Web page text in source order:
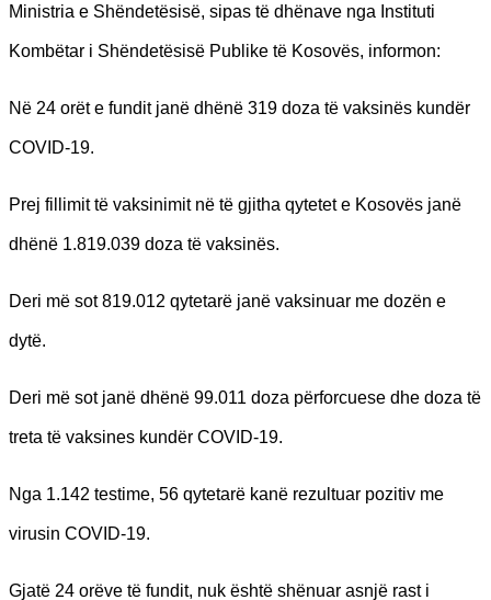
Ministria e Shëndetësisë, sipas të dhënave nga Instituti
Kombëtar i Shëndetësisë Publike të Kosovës, informon:
Në 24 orët e fundit janë dhënë 319 doza të vaksinës kundër
COVID-19.
Prej fillimit të vaksinimit në të gjitha qytetet e Kosovës janë
dhënë 1.819.039 doza të vaksinës.
Deri më sot 819.012 qytetarë janë vaksinuar me dozën e
dytë.
Deri më sot janë dhënë 99.011 doza përforcuese dhe doza të
treta të vaksines kundër COVID-19.
Nga 1.142 testime, 56 qytetarë kanë rezultuar pozitiv me
virusin COVID-19.
Gjatë 24 orëve të fundit, nuk është shënuar asnjë rast i